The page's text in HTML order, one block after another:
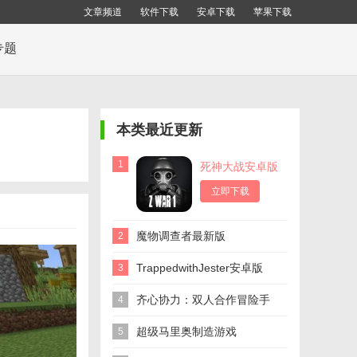
文章频道 软件下载 安卓下载 苹果下载
题
本类最近更新
1 死神大战安卓版
立即下载
2 魔物调查者最新版
3 TrappedwithJester安卓版
4 齐心协力：双人合作冒险手
游
5 超级马里奥制造游戏